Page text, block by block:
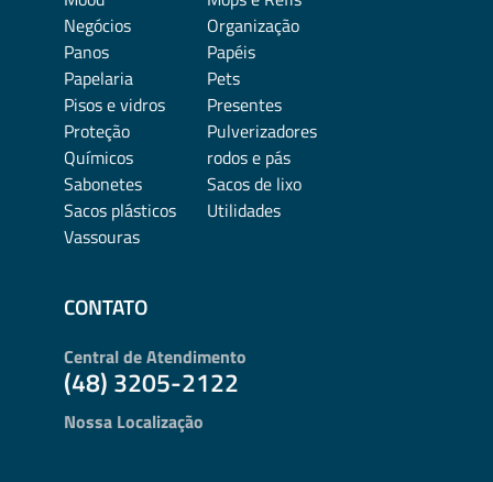
Negócios
Organização
Panos
Papéis
Papelaria
Pets
Pisos e vidros
Presentes
Proteção
Pulverizadores
Químicos
rodos e pás
Sabonetes
Sacos de lixo
Sacos plásticos
Utilidades
Vassouras
CONTATO
Central de Atendimento
(48) 3205-2122
Nossa Localização